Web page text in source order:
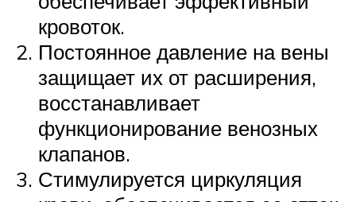
кровоток.
Постоянное давление на вены
защищает их от расширения,
восстанавливает
функционирование венозных
клапанов.
Стимулируется циркуляция